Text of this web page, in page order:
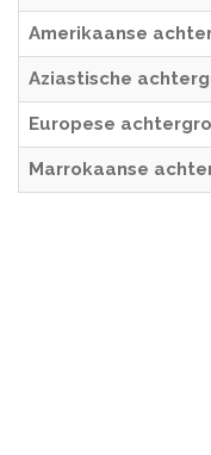
Amerikaanse
Aziastische
Europese
Marrokaanse